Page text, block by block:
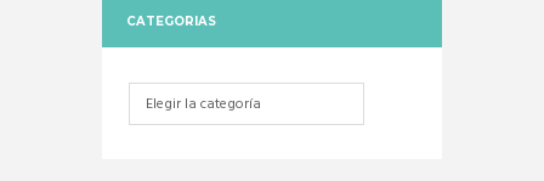
CATEGORIAS
Categorias